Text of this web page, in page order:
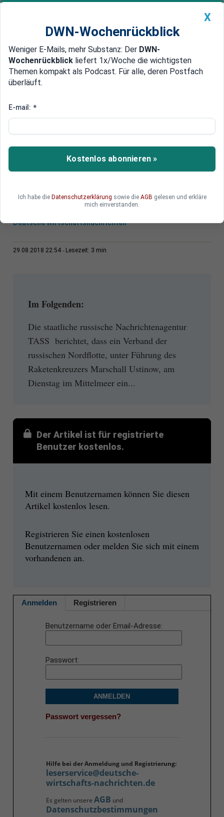
Newsticker MEIN DWN: Geldanlage Premium
Edelmetalle DWN-Magazin China
USA gegen Giftgas-Einsatz
Russland bringt Kriegsschiffe
vor Küste Syriens in Stellung
Die russische Marine hat zehn Kriegsschiffe und
Deutsche Wirtschaftsnachrichten
29.08.2018 22:54 Lesezeit: 3 min
Im Folgenden:
Die staatliche russische Nachrichtenagentur
TASS berichtet, dass ein Verband der
russischen Nordflotte, unter Führung des
Raketenkreuzers Marschall Ustinow, am
Dienstag im Mittelmeer ein...
Der Artikel ist für registrierte
Benutzer kostenlos.
Mit einem Benutzernamen können Sie diesen
Artikel kostenlos lesen.
Registrieren Sie einen kostenlosen
Benutzernamen oder melden Sie sich mit einem
vorhandenen an.
Anmelden Registrieren
Benutzername oder Email-Adresse
Passwort
ANMELDEN
Passwort vergessen?
Hilfe bei der Anmeldung und Registrierung:
leserservice@deutsche-
wirtschafts-nachrichten.de
Es gelten unsere AGB und
Datenschutzbestimmungen
X
DWN-Wochenrückblick
Weniger E-Mails, mehr Substanz: Der DWN-
Wochenrückblick liefert 1x/Woche die wichtigsten
Themen kompakt als Podcast. Für alle, deren Postfach
überläuft.
E-mail: *
Kostenlos abonnieren »
Ich habe die Datenschutzerklärung sowie die AGB gelesen und erkläre
mich einverstanden.